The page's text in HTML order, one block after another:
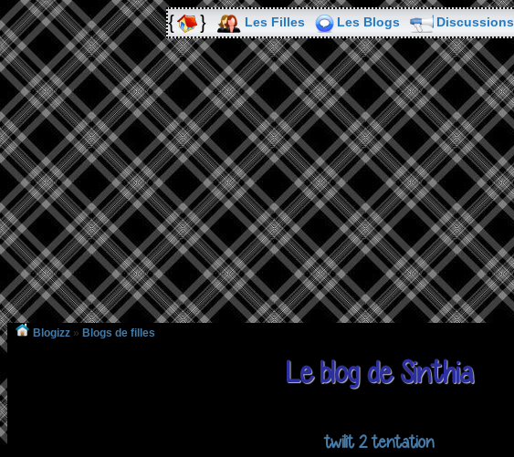
Les Filles Les Blogs Discussions
Blogizz » Blogs de filles
Le blog de Sinthia
twilit 2 tentation